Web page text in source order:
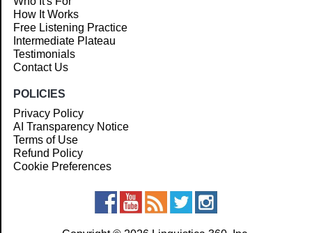
How It Works
Free Listening Practice
Intermediate Plateau
Testimonials
Contact Us
POLICIES
Privacy Policy
AI Transparency Notice
Terms of Use
Refund Policy
Cookie Preferences